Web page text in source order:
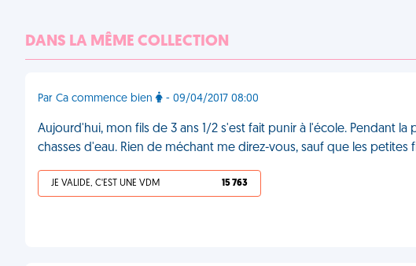
DANS LA MÊME COLLECTION
Par Ca commence bien - 09/04/2017 08:00
Aujourd'hui, mon fils de 3 ans 1/2 s'est fait punir à l'école. Pendant la
chasses d'eau. Rien de méchant me direz-vous, sauf que les petites
JE VALIDE, C'EST UNE VDM 15 763